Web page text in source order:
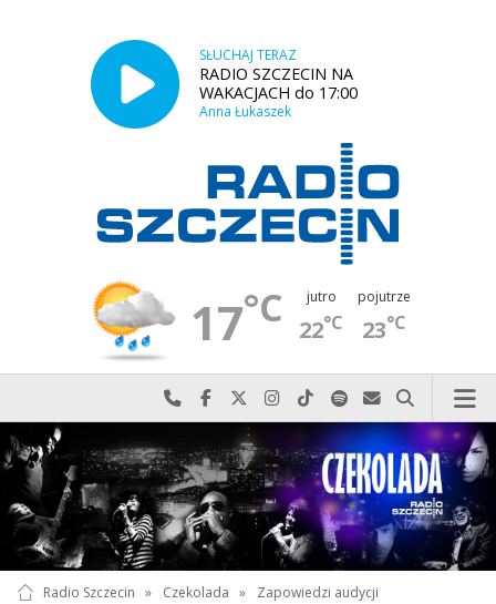
SŁUCHAJ TERAZ
RADIO SZCZECIN NA
WAKACJACH do 17:00
Anna Łukaszek
17°C jutro
22°C
pojutrze
23°C
Najlepiej po prostu do nas zadzwoń
Odwiedź nas na Facebook-u
Odwiedź nas na X
Odwiedź nas na Instagram-ie
Odwiedź nas na TikTok-u
Szukaj nas na Spotify
Wyślij do nas
Szukaj
Radio Szczecin » Czekolada » Zapowiedzi audycji